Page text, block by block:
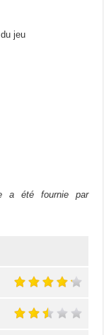
jeu
a été fournie par